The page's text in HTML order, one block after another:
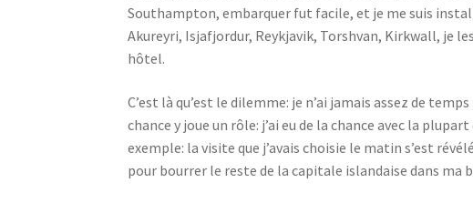
Southampton, embarquer fut facile, et je me suis
Akureyri, Isjafjordur, Reykjavik, Torshvan, Kirkwall, je
hôtel.
C’est là qu’est le dilemme: je n’ai jamais assez de
chance y joue un rôle: j’ai eu de la chance avec la
exemple: la visite que j’avais choisie le matin s’est
pour bourrer le reste de la capitale islandaise dans ma